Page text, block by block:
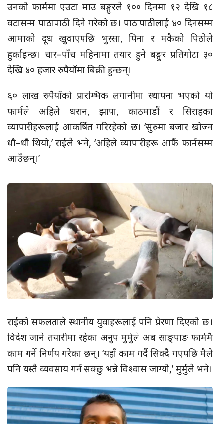
उनको फार्ममा एउटा माउ बङ्गुरले १०० दिनमा १२ देखि १८
वटासम्म पाठापाठी दिने गरेको छ। पाठापाठीलाई ४० दिनसम्म
आमाको दूध खुवाएपछि भुस्सा, पिना र मकैको पिठोले
हुर्काइन्छ। चार–पाँच महिनामा तयार हुने बङ्गुर प्रतिगोटा ३०
देखि ४० हजार रुपैयाँमा बिक्री हुन्छन्।
६० लाख रुपैयाँको प्रारम्भिक लगानीमा स्थापना भएको यो
फार्मले अहिले धरान, झापा, काठमाडौं र सिराहका
व्यापारीहरूलाई आकर्षित गरिरहेको छ। ‘सुरुमा बजार खोज्न
धौ–धौ थियो,’ राईले भने, ‘अहिले व्यापारीहरू आफैं फार्मसम्म
आउँछन्।’
राईको सफलताले स्थानीय युवाहरूलाई पनि प्रेरणा दिएको छ।
विदेश जाने तयारीमा रहेका अनुप मुर्मुले अब साङ्पाङ फार्ममै
काम गर्ने निर्णय गरेका छन्। ‘यहाँ काम गर्दै सिक्दै गएपछि मैले
पनि यस्तै व्यवसाय गर्न सक्छु भन्ने विश्वास जाग्यो,’ मुर्मुले भने।